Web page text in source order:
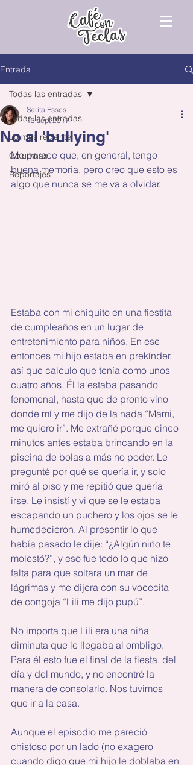
Entrada
Todas las entradas
Lo más reciente
Columnas
Reportajes
Todas las entradas
No al 'bullying'
Sarita Esses
13 sept 2017
Me parece que, en general, tengo
buena memoria, pero creo que esto es
algo que nunca se me va a olvidar.
Estaba con mi chiquito en una fiestita
de cumpleaños en un lugar de
entretenimiento para niños. En ese
entonces mi hijo estaba en prekínder,
así que calculo que tenía como unos
cuatro años. Él la estaba pasando
fenomenal, hasta que de pronto vino
donde mí y me dijo de la nada “Mami,
me quiero ir”. Me extrañé porque cinco
minutos antes estaba brincando en la
piscina de bolas a más no poder. Le
pregunté por qué se quería ir, y solo
miró al piso y me repitió que quería
irse. Le insistí y vi que se le estaba
escapando un puchero y los ojos se le
humedecieron. Al presentir lo que
había pasado le dije: “¿Algún niño te
molestó?”, y eso fue todo lo que hizo
falta para que soltara un mar de
lágrimas y me dijera con su vocecita
de congoja “Lili me dijo pupú”.
No importa que Lili era una niña
diminuta que le llegaba al ombligo.
Para él esto fue el final de la fiesta, del
día y del mundo, y no encontré la
manera de consolarlo. Nos tuvimos
que ir a la casa.
Aunque el episodio me pareció
chistoso por un lado (no exagero
cuando digo que mi hijo le doblaba en